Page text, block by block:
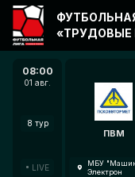
08:00
01 авг.
8 тур
LIVE
ПВМ
МБУ
Электрон
«ТРУДОВЫЕ